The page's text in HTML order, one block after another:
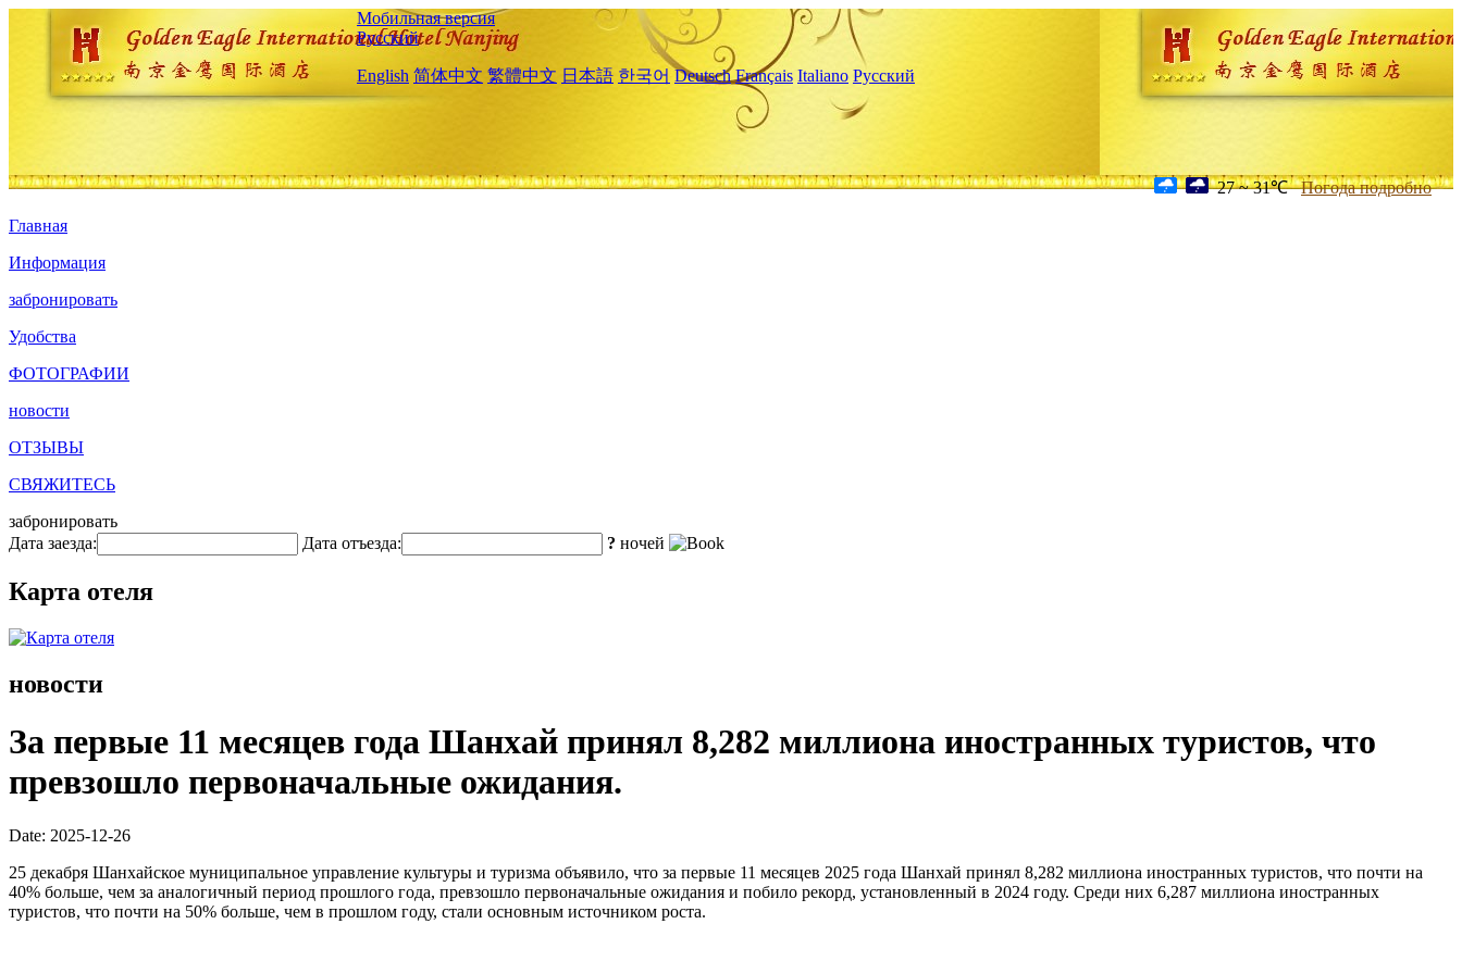
Мобильная версия
Русский
English 简体中文 繁體中文 日本語 한국어 Deutsch Français Italiano Русский
27 ~ 31℃ Погода подробно
Главная
Информация
забронировать
Удобства
ФОТОГРАФИИ
новости
ОТЗЫВЫ
СВЯЖИТЕСЬ
забронировать
Дата заезда:
Дата отъезда: ? ночей
Карта отеля
новости
За первые 11 месяцев года Шанхай принял 8,282 миллиона иностранных туристов, что
превзошло первоначальные ожидания.
Date: 2025-12-26
25 декабря Шанхайское муниципальное управление культуры и туризма объявило, что за первые 11 месяцев 2025 года Шанхай принял 8,282 миллиона иностранных туристов, что почти на
40% больше, чем за аналогичный период прошлого года, превзошло первоначальные ожидания и побило рекорд, установленный в 2024 году. Среди них 6,287 миллиона иностранных
туристов, что почти на 50% больше, чем в прошлом году, стали основным источником роста.